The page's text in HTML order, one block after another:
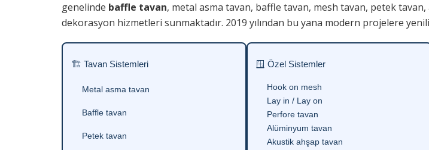
genelinde baffle tavan, metal asma tavan, baffle tavan, mesh tavan, petek
dekorasyon hizmetleri sunmaktadır. 2019 yılından bu yana modern projelere
🏗 Tavan Sistemleri
Metal asma tavan
Baffle tavan
Petek tavan
🪟 Özel Sistemler
Hook on mesh
Lay in / Lay on
Perfore tavan
Alüminyum tavan
Akustik ahşap tavan